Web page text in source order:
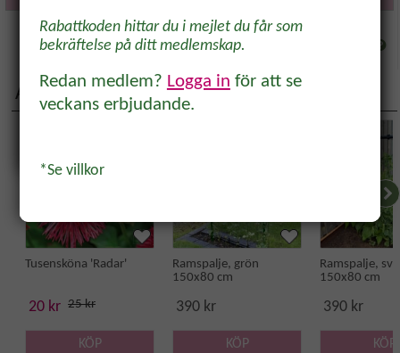
Aktuella produkter
Tusensköna 'Radar'
20 kr 25 kr
KÖP
Ramspalje, grön
150x80 cm
390 kr
KÖP
Ramspalje,
150x80 cm
390 kr
KÖP
inkorgen.
Rabattkoden hittar du i mejlet du får som
bekräftelse på ditt medlemskap.
Redan medlem? Logga in för att se
veckans erbjudande.
*Se villkor